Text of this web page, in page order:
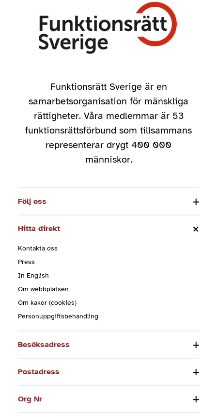
Funktionsrätt Sverige är en
samarbetsorganisation för mänskliga
rättigheter. Våra medlemmar är 53
funktionsrättsförbund som tillsammans
representerar drygt 400 000
människor.
Följ oss
Hitta direkt
Kontakta oss
Press
In English
Om webbplatsen
Om kakor (cookies)
Personuppgiftsbehandling
Besöksadress
Postadress
Org Nr